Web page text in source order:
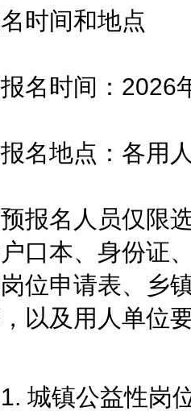
间和地点
时间：2026
地点：各用
名人员仅限选
口本、身份证
位申请表、乡
以及用人单位
镇公益性岗